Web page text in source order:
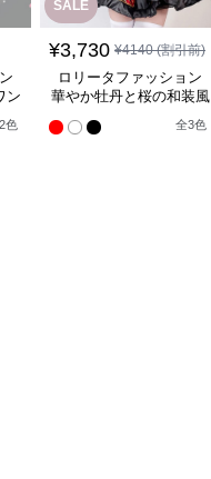
ン
2色
SALE
¥3,730 ¥4140(割引前)
ロリータファッション
華やか牡丹と桜の和装風
着物ワンピース
全3色